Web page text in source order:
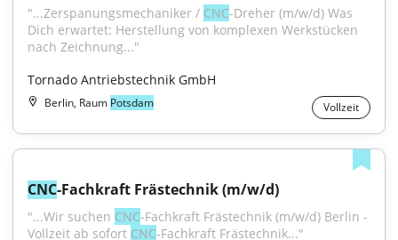
"...Zerspanungsmechaniker / CNC-Dreher (m/w/d) Was
Dich erwartet: Herstellung von komplexen Werkstücken
nach Zeichnung..."
Tornado Antriebstechnik GmbH
Berlin, Raum Potsdam Vollzeit
CNC-Fachkraft Frästechnik (m/w/d)
"...Wir suchen CNC-Fachkraft Frästechnik (m/w/d) Berlin -
Vollzeit ab sofort CNC-Fachkraft Frästechnik..."